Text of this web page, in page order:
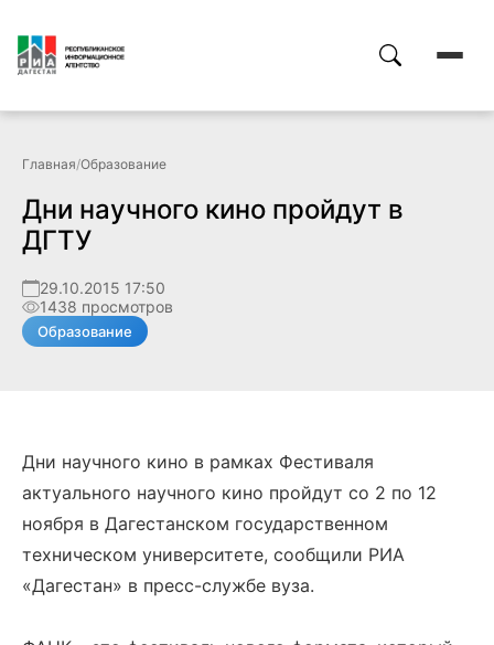
Главная/Образование
Дни научного кино пройдут в
ДГТУ
29.10.2015 17:50
1438 просмотров
Образование
Дни научного кино в рамках Фестиваля
актуального научного кино пройдут со 2 по 12
ноября в Дагестанском государственном
техническом университете, сообщили РИА
«Дагестан» в пресс-службе вуза.